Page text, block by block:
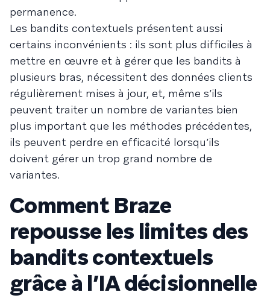
permanence.
Les bandits contextuels présentent aussi
certains inconvénients : ils sont plus difficiles à
mettre en œuvre et à gérer que les bandits à
plusieurs bras, nécessitent des données clients
régulièrement mises à jour, et, même s’ils
peuvent traiter un nombre de variantes bien
plus important que les méthodes précédentes,
ils peuvent perdre en efficacité lorsqu’ils
doivent gérer un trop grand nombre de
variantes.
Comment Braze
repousse les limites des
bandits contextuels
grâce à l’IA décisionnelle